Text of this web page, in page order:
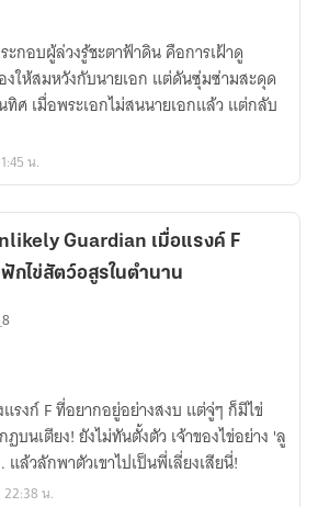
ะกอบผู้ล่วงรู้ชะตาฟ้าดิน คือการเฝ้าดู
องให้สมหวังกับนายเอก แต่ดันซุ่มซ่ามสะดุด
ศ เมื่อพระเอกไม่สนนายเอกแล้ว แต่กลับ
น.
Guardian เมื่อแรงค์ F
กไข่สัตว์อสูรในตำนาน
รงก์ F ที่อยากอยู่อย่างสงบ แต่จู่ๆ ก็มีไข่
บนเตียง! ยังไม่ทันตั้งตัว เจ้าของไข่อย่าง 'ลู
ล้วลักพาตัวเขาไปเป็นพี่เลี่ยงเสียนี่!
น.